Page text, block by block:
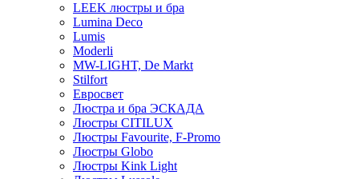
LEEK люстры и бра
Lumina Deco
Lumis
Moderli
MW-LIGHT, De Markt
Stilfort
Евросвет
Люстра и бра ЭСКАДА
Люстры CITILUX
Люстры Favourite, F-Promo
Люстры Globo
Люстры Kink Light